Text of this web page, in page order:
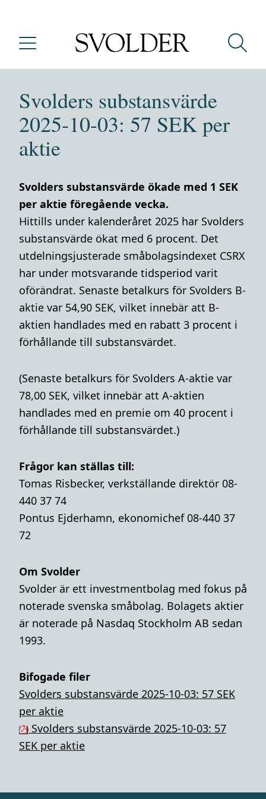
Svolders substansvärde
2025-10-03: 57 SEK per
aktie
Svolders substansvärde ökade med 1 SEK
per aktie föregående vecka.
Hittills under kalenderåret 2025 har Svolders
substansvärde ökat med 6 procent. Det
utdelningsjusterade småbolagsindexet CSRX
har under motsvarande tidsperiod varit
oförändrat. Senaste betalkurs för Svolders B-
aktie var 54,90 SEK, vilket innebär att B-
aktien handlades med en rabatt 3 procent i
förhållande till substansvärdet.
(Senaste betalkurs för Svolders A-aktie var
78,00 SEK, vilket innebär att A-aktien
handlades med en premie om 40 procent i
förhållande till substansvärdet.)
Frågor kan ställas till:
Tomas Risbecker, verkställande direktör 08-
440 37 74
Pontus Ejderhamn, ekonomichef 08-440 37
72
Om Svolder
Svolder är ett investmentbolag med fokus på
noterade svenska småbolag. Bolagets aktier
är noterade på Nasdaq Stockholm AB sedan
1993.
Bifogade filer
Svolders substansvärde 2025-10-03: 57 SEK
per aktie
Svolders substansvärde 2025-10-03: 57
SEK per aktie